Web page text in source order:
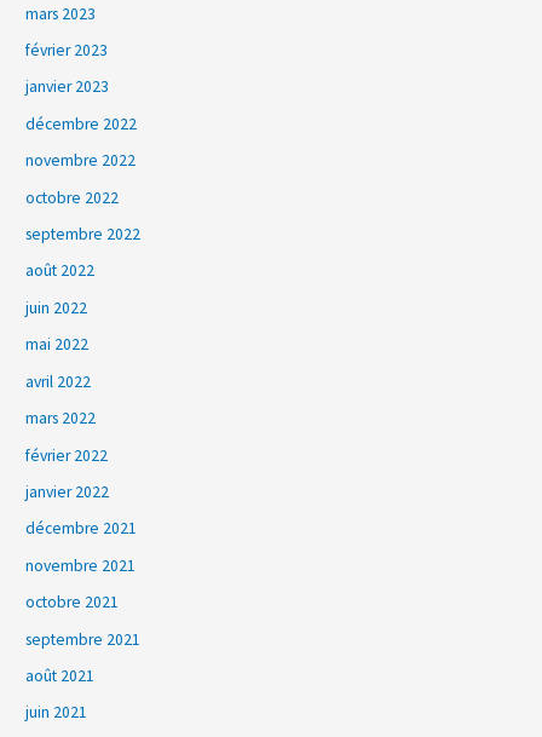
mars 2023
février 2023
janvier 2023
décembre 2022
novembre 2022
octobre 2022
septembre 2022
août 2022
juin 2022
mai 2022
avril 2022
mars 2022
février 2022
janvier 2022
décembre 2021
novembre 2021
octobre 2021
septembre 2021
août 2021
juin 2021